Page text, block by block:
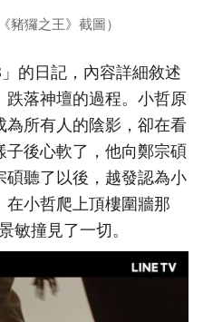
豬玀之王》截圖）
的日記，內容詳細敘述
跌落神壇的過程。小哲原
為所有人的陰影，卻在看
子後心軟了，他向鄭宗碩
聽了以後，越發認為小
小哲爬上頂樓圍牆那
敏撞見了一切。